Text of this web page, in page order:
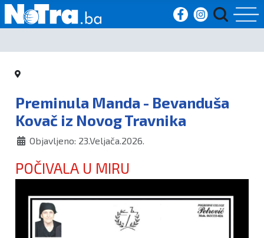
Početna
Vijesti
Sport
Kultura
Crna
kronika
Politika
Preminula Manda - Bevanduša
Kovač iz Novog Travnika
Objavljeno: 23.Veljača.2026.
POČIVALA U MIRU